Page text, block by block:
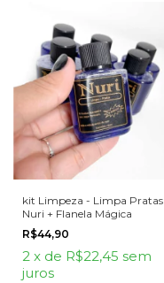
kit Limpeza - Limpa Pratas
Nuri + Flanela Mágica
R$44,90
2 x de R$22,45 sem
juros